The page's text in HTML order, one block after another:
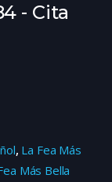
- Cita
, La Fea Más
Más Bella